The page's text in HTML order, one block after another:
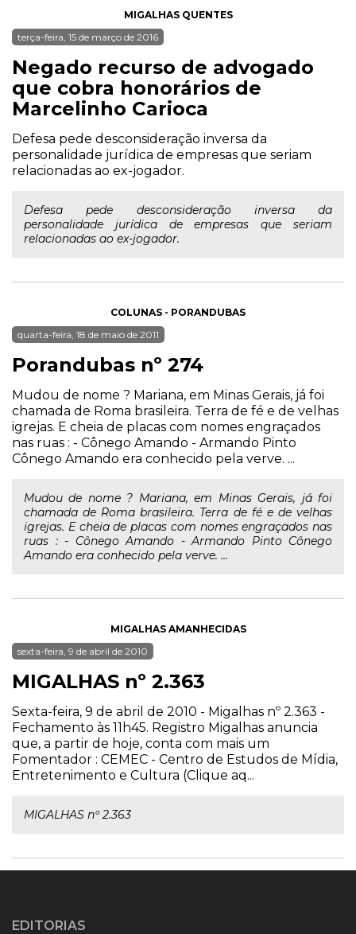
MIGALHAS QUENTES
terça-feira, 15 de março de 2016
Negado recurso de advogado
que cobra honorários de
Marcelinho Carioca
Defesa pede desconsideração inversa da
personalidade jurídica de empresas que seriam
relacionadas ao ex-jogador.
Defesa pede desconsideração inversa da
personalidade jurídica de empresas que seriam
relacionadas ao ex-jogador.
COLUNAS - PORANDUBAS
quarta-feira, 18 de maio de 2011
Porandubas nº 274
Mudou de nome ? Mariana, em Minas Gerais, já foi
chamada de Roma brasileira. Terra de fé e de velhas
igrejas. E cheia de placas com nomes engraçados
nas ruas : - Cônego Amando - Armando Pinto
Cônego Amando era conhecido pela verve. ...
Mudou de nome ? Mariana, em Minas Gerais, já foi
chamada de Roma brasileira. Terra de fé e de velhas
igrejas. E cheia de placas com nomes engraçados nas
ruas : - Cônego Amando - Armando Pinto Cônego
Amando era conhecido pela verve. ...
MIGALHAS AMANHECIDAS
sexta-feira, 9 de abril de 2010
MIGALHAS nº 2.363
Sexta-feira, 9 de abril de 2010 - Migalhas nº 2.363 -
Fechamento às 11h45. Registro Migalhas anuncia
que, a partir de hoje, conta com mais um
Fomentador : CEMEC - Centro de Estudos de Mídia,
Entretenimento e Cultura (Clique aq...
MIGALHAS nº 2.363
EDITORIAS